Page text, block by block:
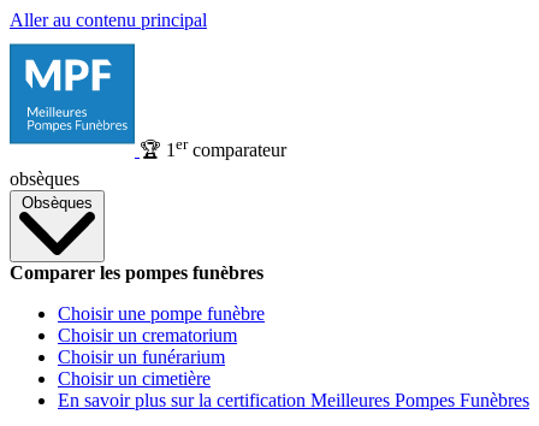
Aller au contenu principal
🏆 1 ercomparateur
obsèques
Obsèques
Comparer les pompes funèbres
Choisir une pompe funèbre
Choisir un crematorium
Choisir un funérarium
Choisir un cimetière
En savoir plus sur la certification Meilleures Pompes Funèbres